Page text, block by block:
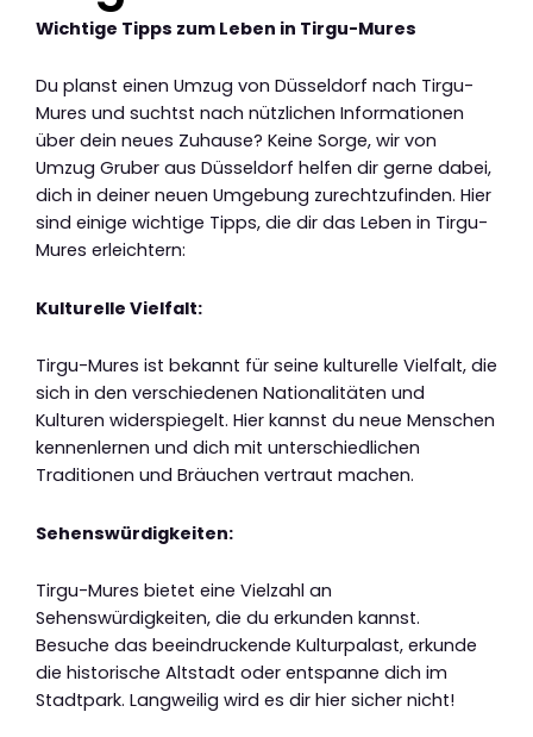
Wichtige Tipps zum Leben in Tirgu-Mures
Du planst einen Umzug von Düsseldorf nach Tirgu-
Mures und suchtst nach nützlichen Informationen
über dein neues Zuhause? Keine Sorge, wir von
Umzug Gruber aus Düsseldorf helfen dir gerne dabei,
dich in deiner neuen Umgebung zurechtzufinden. Hier
sind einige wichtige Tipps, die dir das Leben in Tirgu-
Mures erleichtern:
Kulturelle Vielfalt:
Tirgu-Mures ist bekannt für seine kulturelle Vielfalt, die
sich in den verschiedenen Nationalitäten und
Kulturen widerspiegelt. Hier kannst du neue Menschen
kennenlernen und dich mit unterschiedlichen
Traditionen und Bräuchen vertraut machen.
Sehenswürdigkeiten:
Tirgu-Mures bietet eine Vielzahl an
Sehenswürdigkeiten, die du erkunden kannst.
Besuche das beeindruckende Kulturpalast, erkunde
die historische Altstadt oder entspanne dich im
Stadtpark. Langweilig wird es dir hier sicher nicht!